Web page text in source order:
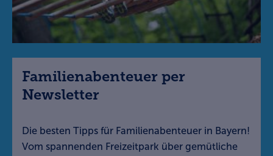
Familienabenteuer per
Newsletter
Die besten Tipps für Familienabenteuer in Bayern!
Vom spannenden Freizeitpark über gemütliche